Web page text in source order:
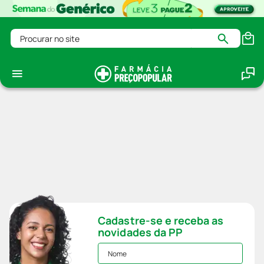
Procurar no site
Cadastre-se e receba as
novidades da PP